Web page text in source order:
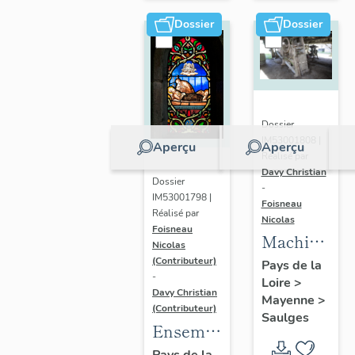
Grillon,
7 rue des
Deux-
Églises,
Saulges
Dossier
Aperçu
Dossier
IM53001798 |
Réalisé par
Foisneau
Nicolas
(Contributeur)
-
Davy Christian
(Contributeur)
Ensemble
Dossier
Aperçu
Dossier
IM53001808 |
Réalisé par
Davy Christian
-
Foisneau
Nicolas
Machine
à
égrener :
batteuse
- les
Pays de la
Loire >
Mayenne >
Saulges